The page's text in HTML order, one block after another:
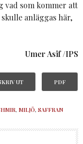
vad som kommer att
anläggas här,
Umer Asif /IPS
UT PDF
, MILJÖ, SAFFRAN